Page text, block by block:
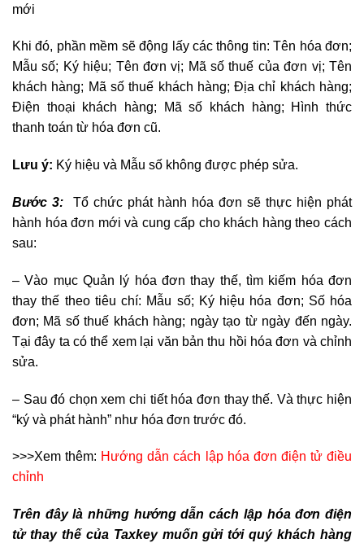
mới
Khi đó, phần mềm sẽ động lấy các thông tin: Tên hóa đơn;
Mẫu số; Ký hiệu; Tên đơn vị; Mã số thuế của đơn vị; Tên
khách hàng; Mã số thuế khách hàng; Địa chỉ khách hàng;
Điện thoại khách hàng; Mã số khách hàng; Hình thức
thanh toán từ hóa đơn cũ.
Lưu ý: Ký hiệu và Mẫu số không được phép sửa.
Bước 3: Tổ chức phát hành hóa đơn sẽ thực hiện phát
hành hóa đơn mới và cung cấp cho khách hàng theo cách
sau:
– Vào mục Quản lý hóa đơn thay thế, tìm kiếm hóa đơn
thay thế theo tiêu chí: Mẫu số; Ký hiệu hóa đơn; Số hóa
đơn; Mã số thuế khách hàng; ngày tạo từ ngày đến ngày.
Tại đây ta có thể xem lại văn bản thu hồi hóa đơn và chỉnh
sửa.
– Sau đó chọn xem chi tiết hóa đơn thay thế. Và thực hiện
“ký và phát hành” như hóa đơn trước đó.
>>>Xem thêm: Hướng dẫn cách lập hóa đơn điện tử điều
chỉnh
Trên đây là những hướng dẫn cách lập hóa đơn điện
tử thay thế của Taxkey muốn gửi tới quý khách hàng